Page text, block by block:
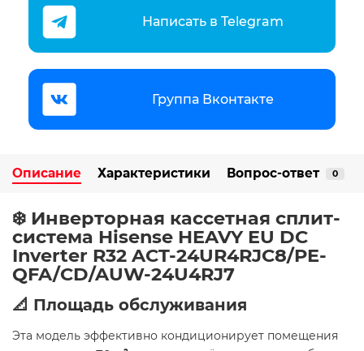
Написать в Telegram
Группа Вконтакте
Описание Характеристики Вопрос-ответ 0
❄️ Инверторная кассетная сплит-
система Hisense HEAVY EU DC
Inverter R32 ACT-24UR4RJC8/PE-
QFA/CD/AUW-24U4RJ7
📐 Площадь обслуживания
Эта модель эффективно кондиционирует помещения